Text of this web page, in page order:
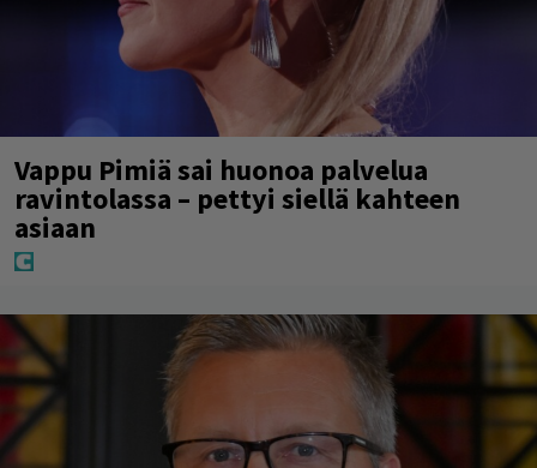
Vappu Pimiä sai huonoa palvelua
ravintolassa – pettyi siellä kahteen
asiaan